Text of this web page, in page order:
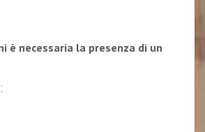
è necessaria la presenza di un